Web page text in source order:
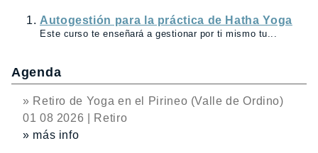
Autogestión para la práctica de Hatha Yoga
Este curso te enseñará a gestionar por ti mismo tu...
Agenda
» Retiro de Yoga en el Pirineo (Valle de Ordino)
01 08 2026 | Retiro
» más info